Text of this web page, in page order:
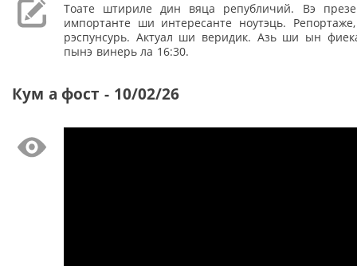
Тоате штириле дин вяца републичий. Вэ
импортанте ши интересанте ноутэць.
рэспунсурь. Актуал ши веридик. Азь ши ын
пынэ винерь ла 16:30.
Кум а фост - 10/02/26